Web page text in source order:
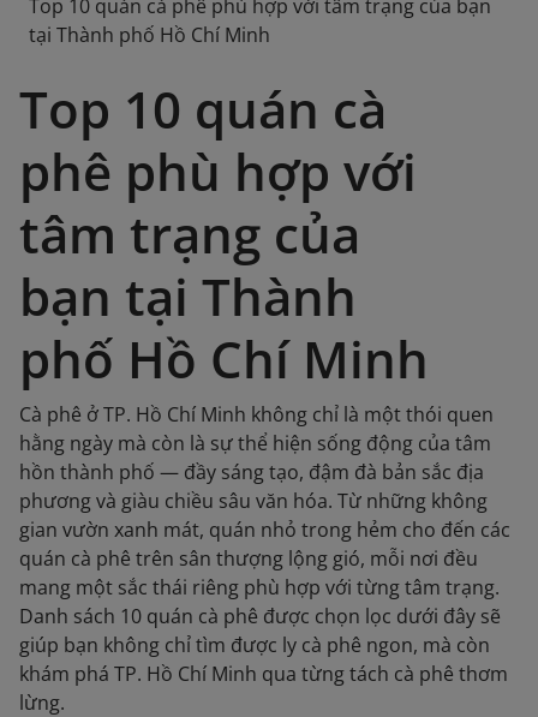
Top 10 quán cà phê phù hợp với tâm trạng của bạn
tại Thành phố Hồ Chí Minh
Top 10 quán cà
phê phù hợp với
tâm trạng của
bạn tại Thành
phố Hồ Chí Minh
Cà phê ở TP. Hồ Chí Minh không chỉ là một thói quen
hằng ngày mà còn là sự thể hiện sống động của tâm
hồn thành phố — đầy sáng tạo, đậm đà bản sắc địa
phương và giàu chiều sâu văn hóa. Từ những không
gian vườn xanh mát, quán nhỏ trong hẻm cho đến các
quán cà phê trên sân thượng lộng gió, mỗi nơi đều
mang một sắc thái riêng phù hợp với từng tâm trạng.
Danh sách 10 quán cà phê được chọn lọc dưới đây sẽ
giúp bạn không chỉ tìm được ly cà phê ngon, mà còn
khám phá TP. Hồ Chí Minh qua từng tách cà phê thơm
lừng.